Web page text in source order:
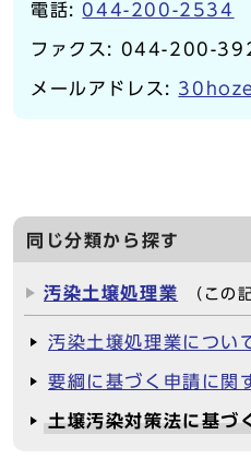
電話: 044-200-2534
ファクス: 044-200-
メールアドレス:
同じ分類から探す
汚染土壌処理業 （この
汚染土壌処理業につい
要綱に基づく申請に関
土壌汚染対策法に基づ